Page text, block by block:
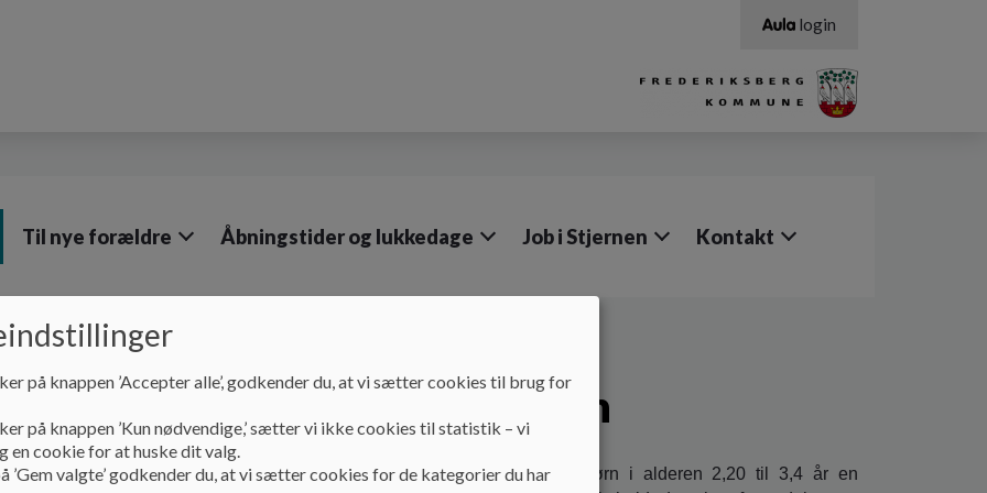
login
Til nye forældre Åbningstider og lukkedage Job i Stjernen Kontakt
Pædagogik
Sprog i Børnehuset Stjernen
Ifølge dagtilbudsloven er vi som dagtilbud forpligtet til at give børn i alderen 2,20 til 3,4 år en
på knappen ’Accepter alle’, godkender du, at vi sætter cookies til brug for
på knappen ’Kun nødvendige,’ sætter vi ikke cookies til statistik – vi
en cookie for at huske dit valg.
’Gem valgte’ godkender du, at vi sætter cookies for de kategorier du har